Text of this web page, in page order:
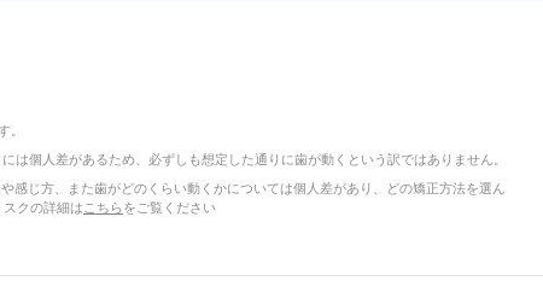
個人差があるため、必ずしも想定した通りに歯が動くという訳ではありません。
じ方、また歯がどのくらい動くかについては個人差があり、どの矯正方法を選ん
クの詳細はこちらをご覧ください